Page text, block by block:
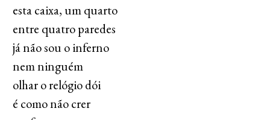
esta caixa, um quarto
entre quatro paredes
já não sou o inferno
nem ninguém
olhar o relógio dói
é como não crer